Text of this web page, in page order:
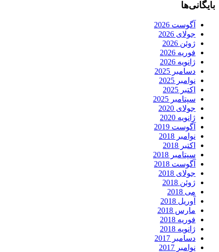
بایگانی‌ها
آگوست 2026
جولای 2026
ژوئن 2026
فوریه 2026
ژانویه 2026
دسامبر 2025
نوامبر 2025
اکتبر 2025
سپتامبر 2025
جولای 2020
ژانویه 2020
آگوست 2019
نوامبر 2018
اکتبر 2018
سپتامبر 2018
آگوست 2018
جولای 2018
ژوئن 2018
می 2018
آوریل 2018
مارس 2018
فوریه 2018
ژانویه 2018
دسامبر 2017
نوامبر 2017